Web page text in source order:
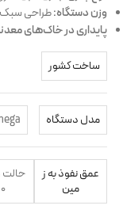
وزن دستگاه:طراحی سبک
پایداری در خاک‌های
ساخت کشور
مدل دستگاه
عمق نفوذ به ز
مین
0 متر